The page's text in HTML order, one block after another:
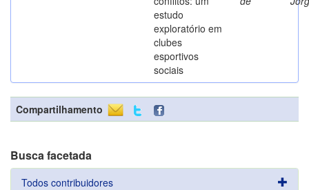
estudo
exploratório em
clubes
esportivos
sociais
Compartilhamento
Busca facetada
Todos contribuidores